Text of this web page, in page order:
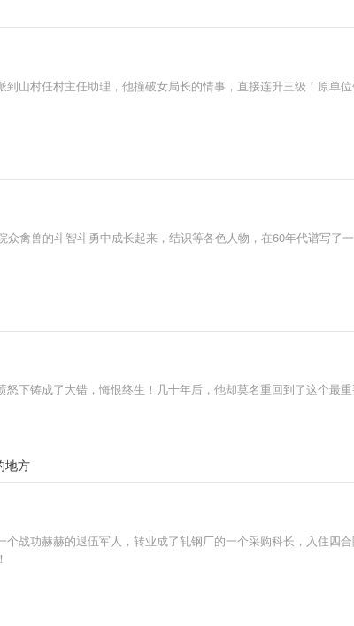
山村任村主任助理，他撞破女局长的情事，直接连升三级！原单
众禽兽的斗智斗勇中成长起来，结识等各色人物，在60年代谱写
下铸成了大错，悔恨终生！几十年后，他却莫名重回到了这个最
地方
战功赫赫的退伍军人，转业成了轧钢厂的一个采购科长，入住